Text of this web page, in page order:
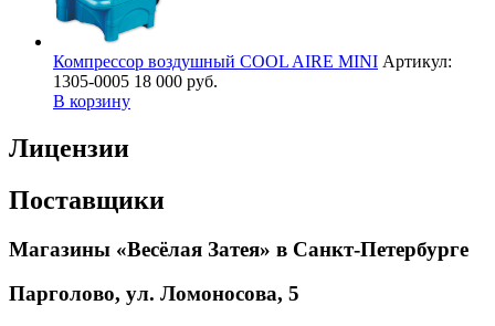
Компрессор воздушный COOL AIRE MINI Артикул:
1305-0005 18 000 руб.
В корзину
Лицензии
Поставщики
Магазины «Весёлая Затея» в Санкт-Петербурге
Парголово, ул. Ломоносова, 5